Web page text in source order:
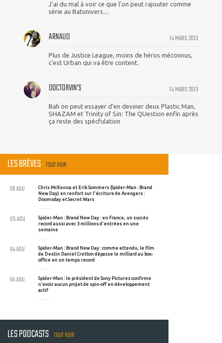
J'ai du mal à voir ce que l'on peut rajouter comme
série au Batunivers....
14 MARS 2013
ARNAUD
Plus de Justice League, moins de héros méconnus,
c'est Urban qui va être content.
14 MARS 2013
DOCTORVIN'S
Bah on peut essayer d'en deviner deux Plastic Man,
SHAZAM et Trinity of Sin: The QUestion enfin après
ça reste des spécfulation
LES BRÈVES TOUT VOIR
Chris McKenna et Erik Sommers (Spider-Man : Brand
New Day) en renfort sur l'écriture de Avengers :
Doomsday et Secret Wars
06 AOU
Spider-Man : Brand New Day : en France, un succès
record aussi avec 3 millions d'entrées en une
semaine
05 AOU
Spider-Man : Brand New Day : comme attendu, le film
de Destin Daniel Cretton dépasse le milliard au box-
office en un temps record
04 AOU
Spider-Man : le président de Sony Pictures confirme
n'avoir aucun projet de spin-off en développement
actif
04 AOU
LES PODCASTS TOUT VOIR